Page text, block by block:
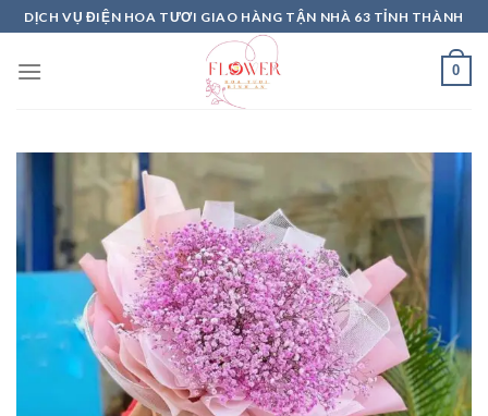
Skip
to
content
DỊCH VỤ ĐIỆN HOA TƯƠI GIAO HÀNG TẬN NHÀ 63 TỈNH THÀNH
0